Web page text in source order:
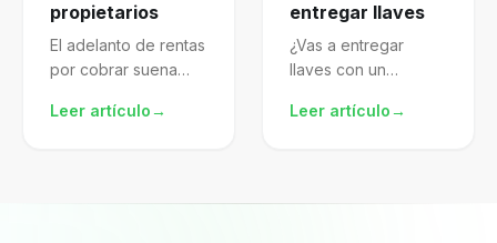
propietarios
El adelanto de rentas
por cobrar suena
gestionado te
Leer artículo→
entregar llaves
¿Vas a entregar
llaves con un
descargado de
Leer artículo→